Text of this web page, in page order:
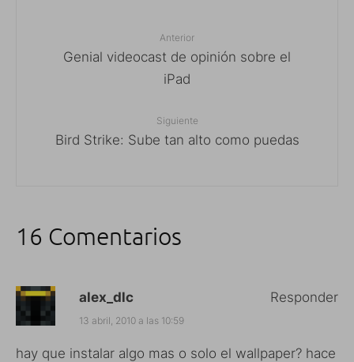
Anterior
Genial videocast de opinión sobre el
iPad
Siguiente
Bird Strike: Sube tan alto como puedas
16 Comentarios
alex_dlc
13 abril, 2010 a las 10:59
hay que instalar algo mas o solo el wallpaper? hace
Responder